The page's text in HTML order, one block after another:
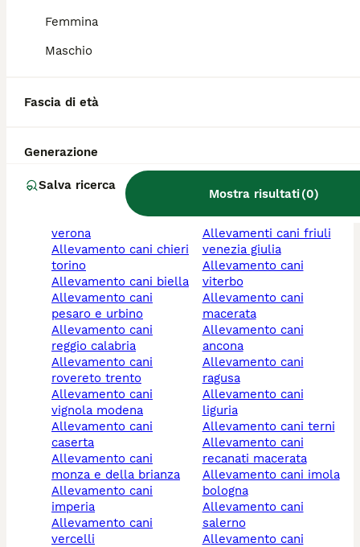
Femmina
Maschio
Fascia di età
Generazione
Salva ricerca
Mostra risultati(0)
allevamento cani
allevamento cani pisa
allevamento cani
varese
allevamento cani roma
allevamento cani
verona
allevamento cani chieri
torino
allevamento cani biella
allevamento cani
pesaro e urbino
allevamento cani
reggio calabria
allevamento cani
rovereto trento
allevamento cani
vignola modena
allevamento cani
caserta
allevamento cani
monza e della brianza
allevamento cani
imperia
allevamento cani
vercelli
allevamento cani
allevamento cani
chivasso torino
allevamenti cani friuli
venezia giulia
allevamento cani
viterbo
allevamento cani
macerata
allevamento cani
ancona
allevamento cani
ragusa
allevamento cani
liguria
allevamento cani terni
allevamento cani
recanati macerata
allevamento cani imola
bologna
allevamento cani
salerno
allevamento cani